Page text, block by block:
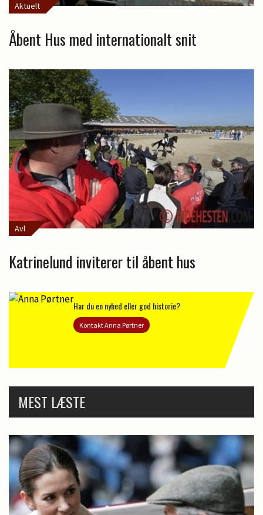
Aktuelt
Åbent Hus med internationalt snit
Avl
Katrinelund inviterer til åbent hus
Har du en nyhed eller god historie?
Kontakt Anna Pørtner
MEST LÆSTE